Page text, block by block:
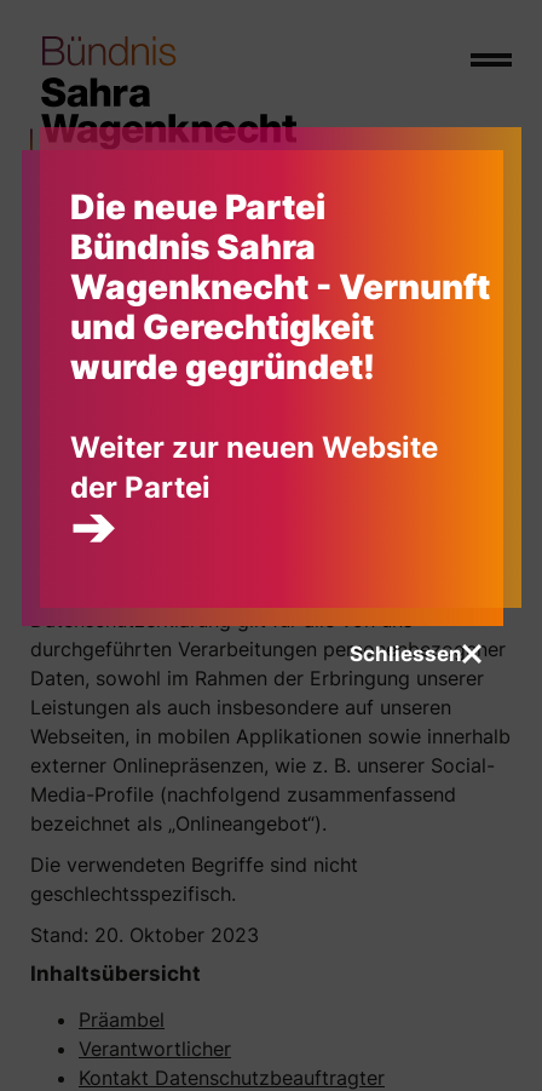
Die neue Partei
Bündnis Sahra
Wagenknecht - Vernunft
und Gerechtigkeit
wurde gegründet!
Weiter zur neuen Website
der Partei
➔
Schliessen
Datenschutz
Der Schutz Ihrer Daten ist uns sehr wichtig. Mit der
folgenden Datenschutzerklärung möchten wir Sie
darüber aufklären, welche Arten Ihrer
personenbezogenen Daten (nachfolgend auch kurz
Datenschutzerklärung gilt für alle von uns
durchgeführten Verarbeitungen personenbezogener
Daten, sowohl im Rahmen der Erbringung unserer
Leistungen als auch insbesondere auf unseren
Webseiten, in mobilen Applikationen sowie innerhalb
externer Onlinepräsenzen, wie z. B. unserer Social-
Media-Profile (nachfolgend zusammenfassend
bezeichnet als „Onlineangebot“).
Die verwendeten Begriffe sind nicht
geschlechtsspezifisch.
Stand: 20. Oktober 2023
Inhaltsübersicht
Präambel
Verantwortlicher
Kontakt Datenschutzbeauftragter